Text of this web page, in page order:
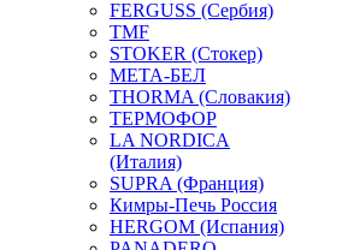
FERGUSS (Сербия)
TMF
STOKER (Стокер)
МЕТА-БЕЛ
THORMA (Словакия)
ТЕРМОФОР
LA NORDICA
(Италия)
SUPRA (Франция)
Кимры-Печь Россия
HERGOM (Испания)